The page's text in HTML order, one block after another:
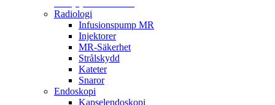
Radiologi
Infusionspump MR
Injektorer
MR-Säkerhet
Strålskydd
Kateter
Snaror
Endoskopi
Kapselendoskopi